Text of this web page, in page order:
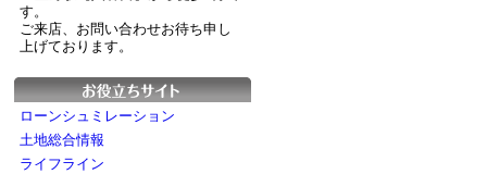
す。
ご来店、お問い合わせお待ち申し
上げております。
ローンシュミレーション
土地総合情報
ライフライン